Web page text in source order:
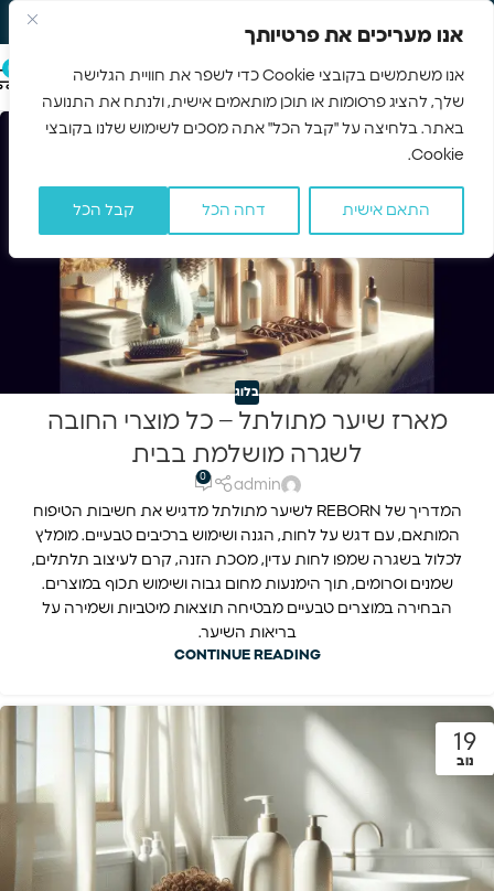
אנו מעריכים את פרטיותך
אנו משתמשים בקובצי Cookie כדי לשפר את חוויית הגלישה
שלך, להציג פרסומות או תוכן מותאמים אישית, ולנתח את התנועה
באתר. בלחיצה על "קבל הכל" אתה מסכים לשימוש שלנו בקובצי
Cookie.
התאם אישית דחה הכל קבל הכל
Skip to main content
0
19
בלוג
מארז שיער מתולתל – כל מוצרי החובה
לשגרה מושלמת בבית
admin
0
המדריך של REBORN לשיער מתולתל מדגיש את חשיבות הטיפוח
המותאם, עם דגש על לחות, הגנה ושימוש ברכיבים טבעיים. מומלץ
לכלול בשגרה שמפו לחות עדין, מסכת הזנה, קרם לעיצוב תלתלים,
שמנים וסרומים, תוך הימנעות מחום גבוה ושימוש תכוף במוצרים.
הבחירה במוצרים טבעיים מבטיחה תוצאות מיטביות ושמירה על
בריאות השיער.
CONTINUE READING
19
נוב